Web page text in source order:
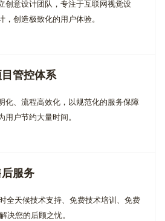
创意设计团队，专注于互联网视觉设
，创造极致化的用户体验。
管控体系
化、流程高效化，以规范化的服务保障
用户节约大量时间。
服务
全天候技术支持、免费技术培训、免费
决您的后顾之忧。